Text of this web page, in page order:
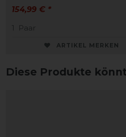
154,99 € *
1
Paar
ARTIKEL MERKEN
Diese Produkte